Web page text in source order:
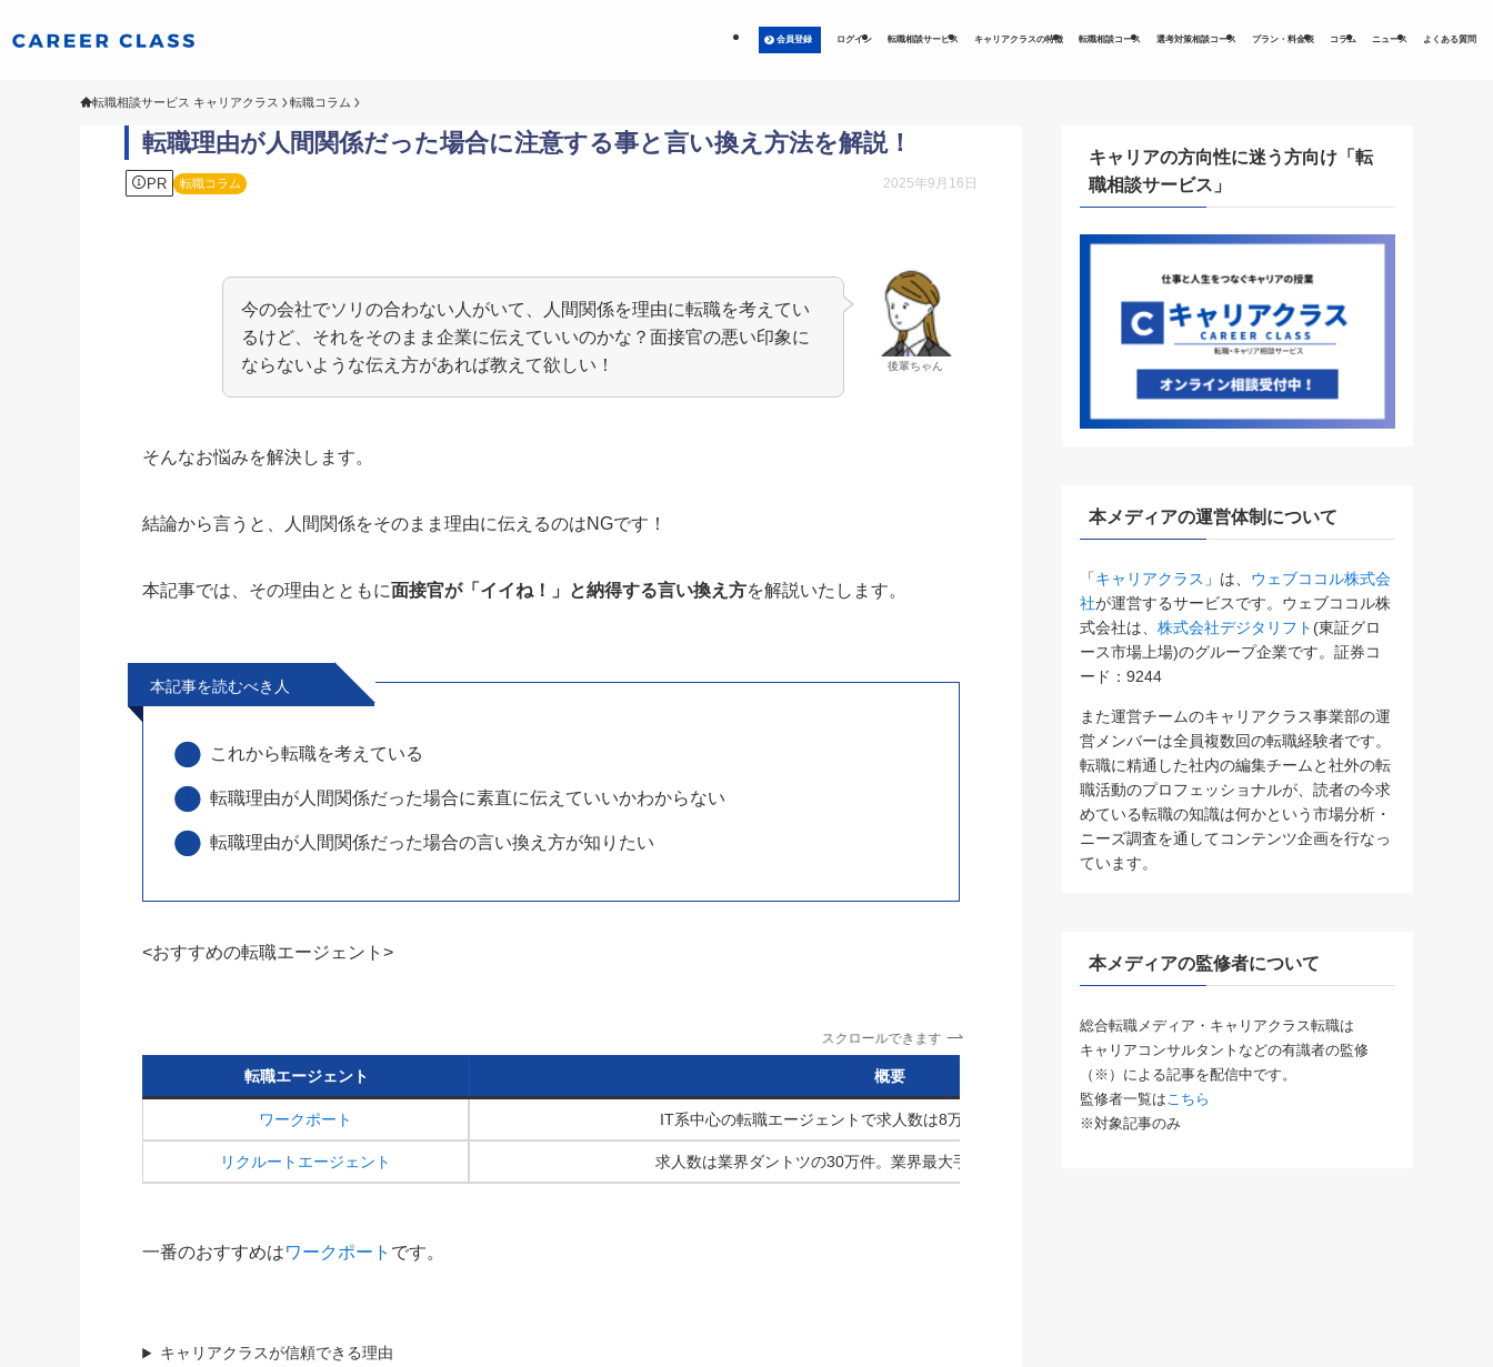
会員登録 ログイン 転職相談サービス キャリアクラスの特徴 転職相談コース 選考対策相談コース プラン・料金表 コラム ニュース よくある質問
転職相談サービス キャリアクラス 転職コラム
転職理由が人間関係だった場合に注意する事と言い換え方法を解説！
PR 転職コラム 2025年9月16日
後輩ちゃん
今の会社でソリの合わない人がいて、人間関係を理由に転職を考えてい
るけど、それをそのまま企業に伝えていいのかな？面接官の悪い印象に
ならないような伝え方があれば教えて欲しい！
そんなお悩みを解決します。
結論から言うと、 人間関係をそのまま理由に伝えるのはNGです！
本記事では、その理由とともに面接官が「イイね！」と納得する言い換え方を解説いたします。
本記事を読むべき人
これから転職を考えている
転職理由が人間関係だった場合に素直に伝えていいかわからない
転職理由が人間関係だった場合の言い換え方が知りたい
<おすすめの転職エージェント>
スクロールできます
転職エージェント 概要
ワークポート IT系中心の転職エージェントで求人数は8万件と業界最多クラス。
リクルートエージェント 求人数は業界ダントツの30万件。業界最大手のリクルートが運営。
一番のおすすめはワークポート です。
キャリアクラスが信頼できる理由
キャリアの方向性に迷う方向け「転
職相談サービス」
本メディアの運営体制について
「キャリアクラス 」は、 ウェブココル株式会
社が運営するサービスです。ウェブココル株
式会社は、 株式会社デジタリフト (東証グロ
ース市場上場)のグループ企業です。証券コ
ード：9244
また運営チームのキャリアクラス事業部の運
営メンバーは全員複数回の転職経験者です。
転職に精通した社内の編集チームと社外の転
職活動のプロフェッショナルが、読者の今求
めている転職の知識は何かという市場分析・
ニーズ調査を通してコンテンツ企画を行なっ
ています。
本メディアの監修者について
総合転職メディア・キャリアクラス転職は
キャリアコンサルタントなどの有識者の監修
（※）による記事を配信中です。
監修者一覧はこちら
※対象記事のみ